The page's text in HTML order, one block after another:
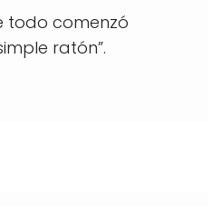
todo comenzó
ratón”.